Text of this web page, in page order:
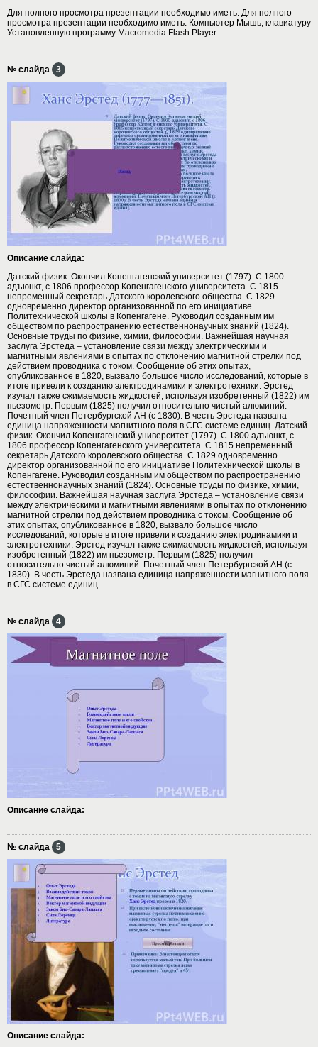
Для полного просмотра презентации необходимо иметь: Для полного
просмотра презентации необходимо иметь: Компьютер Мышь, клавиатуру
Установленную программу Macromedia Flash Player
№ слайда 3
Описание слайда:
Датский физик. Окончил Копенгагенский университет (1797). С 1800
адъюнкт, с 1806 профессор Копенгагенского университета. С 1815
непременный секретарь Датского королевского общества. С 1829
одновременно директор организованной по его инициативе
Политехнической школы в Копенгагене. Руководил созданным им
обществом по распространению естественнонаучных знаний (1824).
Основные труды по физике, химии, философии. Важнейшая научная
заслуга Эрстеда – установление связи между электрическими и
магнитными явлениями в опытах по отклонению магнитной стрелки под
действием проводника с током. Сообщение об этих опытах,
опубликованное в 1820, вызвало большое число исследований, которые в
итоге привели к созданию электродинамики и электротехники. Эрстед
изучал также сжимаемость жидкостей, используя изобретенный (1822) им
пьезометр. Первым (1825) получил относительно чистый алюминий.
Почетный член Петербургской АН (с 1830). В честь Эрстеда названа
единица напряженности магнитного поля в СГС системе единиц. Датский
физик. Окончил Копенгагенский университет (1797). С 1800 адъюнкт, с
1806 профессор Копенгагенского университета. С 1815 непременный
секретарь Датского королевского общества. С 1829 одновременно
директор организованной по его инициативе Политехнической школы в
Копенгагене. Руководил созданным им обществом по распространению
естественнонаучных знаний (1824). Основные труды по физике, химии,
философии. Важнейшая научная заслуга Эрстеда – установление связи
между электрическими и магнитными явлениями в опытах по отклонению
магнитной стрелки под действием проводника с током. Сообщение об
этих опытах, опубликованное в 1820, вызвало большое число
исследований, которые в итоге привели к созданию электродинамики и
электротехники. Эрстед изучал также сжимаемость жидкостей, используя
изобретенный (1822) им пьезометр. Первым (1825) получил
относительно чистый алюминий. Почетный член Петербургской АН (с
1830). В честь Эрстеда названа единица напряженности магнитного поля
в СГС системе единиц.
№ слайда 4
Описание слайда:
№ слайда 5
Описание слайда: